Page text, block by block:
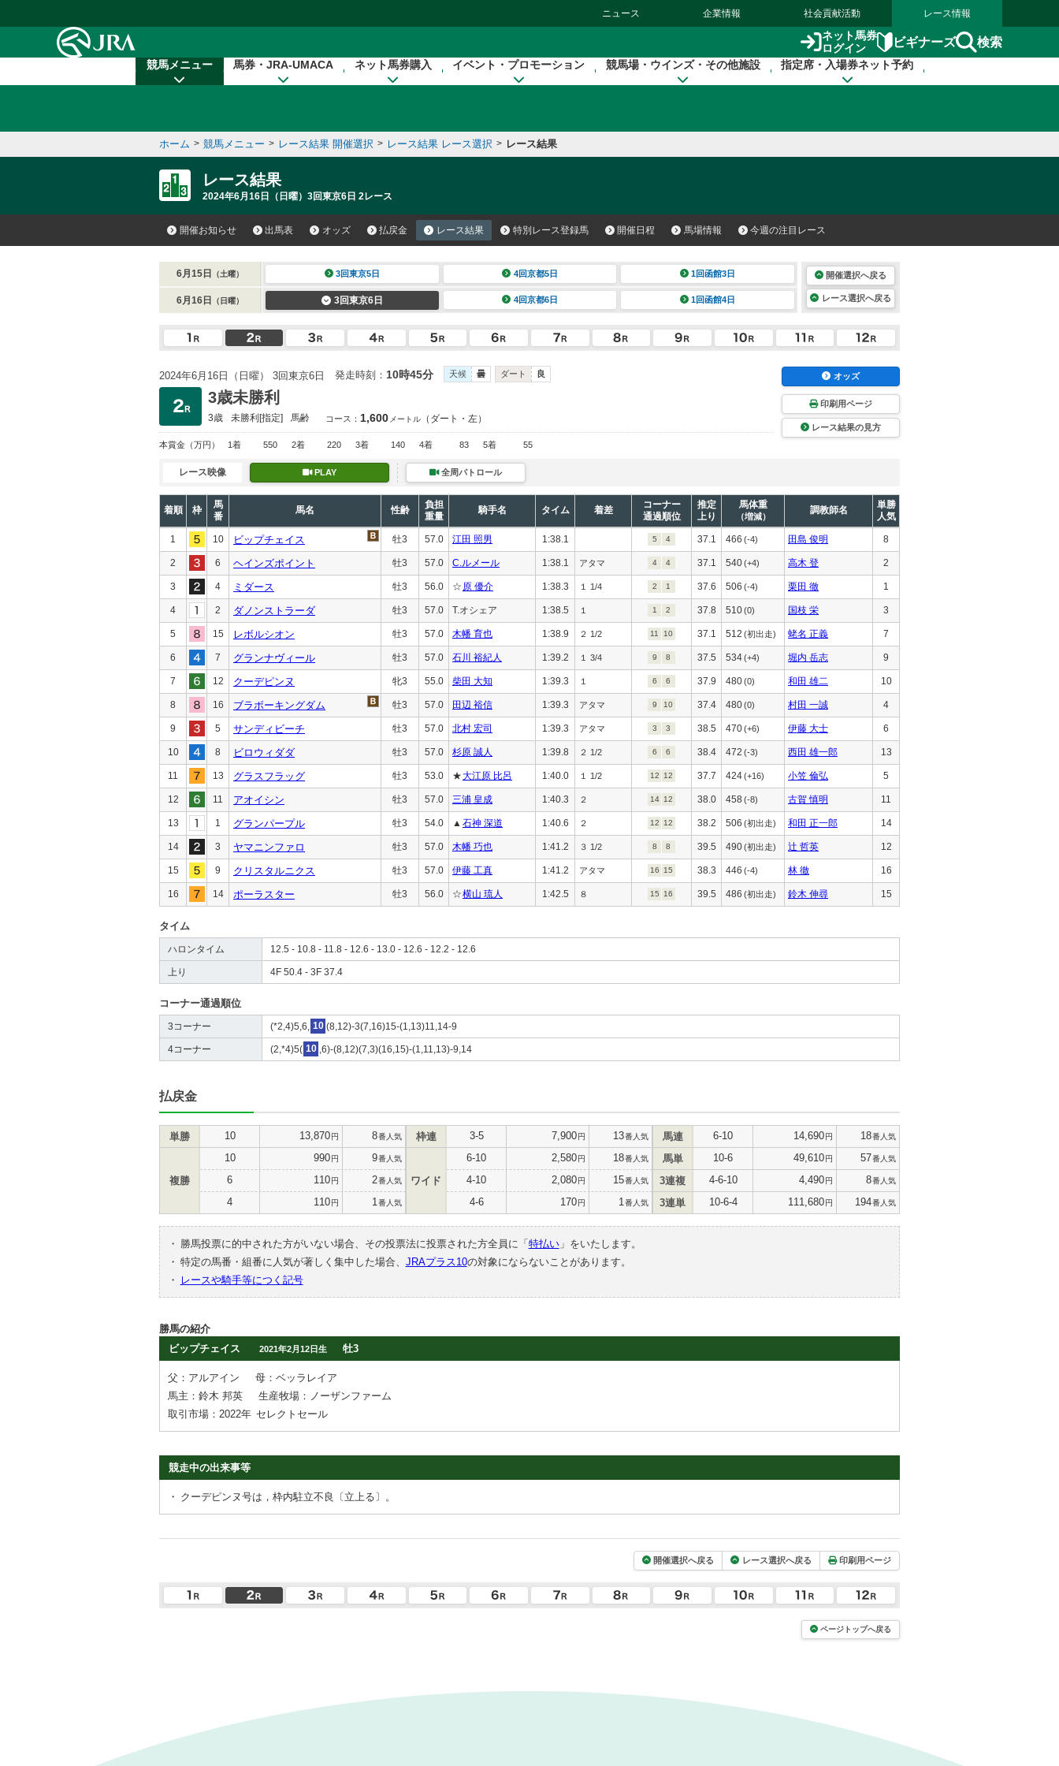
ニュース 企業情報 社会貢献活動 レース情報
ネット馬券
ログイン
ビギナーズ 検索
競馬メニュー 馬券・JRA-UMACA ネット馬券購入 イベント・プロモーション 競馬場・ウインズ・その他施設 指定席・入場券ネット予約
ホーム > 競馬メニュー > レース結果 開催選択 > レース結果 レース選択 > レース結果
レース結果
2024年6月16日（日曜）3回東京6日 2レース
開催お知らせ 出馬表 オッズ 払戻金 レース結果 特別レース登録馬 開催日程 馬場情報 今週の注目レース
6月15日 （土曜） 3回東京5日 4回京都5日 1回函館3日
6月16日 （日曜） 3回東京6日 4回京都6日 1回函館4日
開催選択へ戻る
レース選択へ戻る
2024年6月16日（日曜） 3回東京6日 発走時刻： 10時45分 天候 曇 ダート 良
3歳未勝利
3歳 未勝利[指定] 馬齢 コース： 1,600 メートル （ダート・左）
本賞金 （万円） 1着 550 2着 220 3着 140 4着 83 5着 55
オッズ
印刷用ページ
レース結果の見方
レース映像 PLAY 全周パトロール
着順 枠
馬
番
馬名 性齢
負担
重量
騎手名 タイム 着差
コーナー
通過順位
推定
上り
馬体重
（増減）
調教師名
単勝
人気
1 10 ビップチェイス 牡3 57.0 江田 照男 1:38.1 5 4 37.1 466 (-4) 田島 俊明 8
2 6 ヘインズポイント 牡3 57.0 C.ルメール 1:38.1 アタマ 4 4 37.1 540(+4) 高木 登 2
3 4 ミダース 牡3 56.0 ☆ 原 優介 1:38.3 １ 1/4 2 1 37.6 506 (-4) 栗田 徹 1
4 2 ダノンストラーダ 牡3 57.0 T.オシェア 1:38.5 １ 1 2 37.8 510(0) 国枝 栄 3
5 15 レボルシオン 牡3 57.0 木幡 育也 1:38.9 ２ 1/2 11 10 37.1 512 (初出走) 蛯名 正義 7
6 7 グランナヴィール 牡3 57.0 石川 裕紀人 1:39.2 １ 3/4 9 8 37.5 534(+4) 堀内 岳志 9
7 12 クーデピンヌ 牝3 55.0 柴田 大知 1:39.3 １ 6 6 37.9 480(0) 和田 雄二 10
8 16 ブラボーキングダム 牡3 57.0 田辺 裕信 1:39.3 アタマ 9 10 37.4 480(0) 村田 一誠 4
9 5 サンディビーチ 牡3 57.0 北村 宏司 1:39.3 アタマ 3 3 38.5 470(+6) 伊藤 大士 6
10 8 ビロウィダダ 牡3 57.0 杉原 誠人 1:39.8 ２ 1/2 6 6 38.4 472 (-3) 西田 雄一郎 13
11 13 グラスフラッグ 牡3 53.0 ★大江原 比呂 1:40.0 １ 1/2 12 12 37.7 424(+16) 小笠 倫弘 5
12 11 アオイシン 牡3 57.0 三浦 皇成 1:40.3 ２ 14 12 38.0 458 (-8) 古賀 慎明 11
13 1 グランパープル 牡3 54.0 ▲ 石神 深道 1:40.6 ２ 12 12 38.2 506 (初出走) 和田 正一郎 14
14 3 ヤマニンファロ 牡3 57.0 木幡 巧也 1:41.2 ３ 1/2 8 8 39.5 490(初出走) 辻 哲英 12
15 9 クリスタルニクス 牡3 57.0 伊藤 工真 1:41.2 アタマ 16 15 38.3 446 (-4) 林 徹 16
16 14 ポーラスター 牡3 56.0 ☆横山 琉人 1:42.5 ８ 15 16 39.5 486 (初出走) 鈴木 伸尋 15
タイム
ハロンタイム 12.5 - 10.8 - 11.8 - 12.6 - 13.0 - 12.6 - 12.2 - 12.6
上り 4F 50.4 - 3F 37.4
コーナー通過順位
3コーナー (*2,4)5,6, 10 (8,12)-3(7,16)15-(1,13)11,14-9
4コーナー (2,*4)5( 10 ,6)-(8,12)(7,3)(16,15)-(1,11,13)-9,14
払戻金
単勝 10 13,870円 8番人気
複勝
10 990円 9番人気
6 110円 2番人気
4 110円 1 番人気
枠連 3-5 7,900円 13番人気
ワイド
6-10 2,580円 18番人気
4-10 2,080円 15番人気
4-6 170円 1 番人気
馬連 6-10 14,690円 18番人気
馬単 10-6 49,610円 57番人気
3連複 4-6-10 4,490円 8番人気
3連単 10-6-4 111,680円 194番人気
・ 勝馬投票に的中された方がいない場合、その投票法に投票された方全員に「 特払い」をいたします。
・ 特定の馬番・組番に人気が著しく集中した場合、 JRAプラス10の対象にならないことがあります。
・
レースや騎手等につく記号
勝馬の紹介
ビップチェイス
2021年2月12日生 牡3
父：アルアイン
母：ベッラレイア
馬主：鈴木 邦英
生産牧場：ノーザンファーム
取引市場：2022年 セレクトセール
競走中の出来事等
・ クーデピンヌ号は，枠内駐立不良〔立上る〕。
開催選択へ戻る レース選択へ戻る 印刷用ページ
ページトップへ戻る